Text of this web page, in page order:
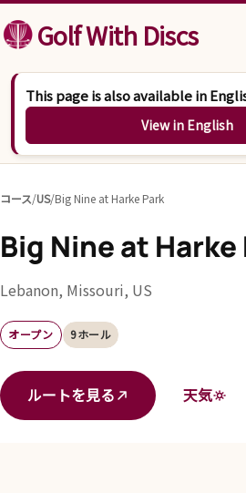
コンテンツへスキップ
Golf With Discs
This page is also available in
View in English
コース/US/Big Nine at Harke Park
Big Nine at Harke
Lebanon, Missouri, US
オープン 9ホール
ルートを見る 天気